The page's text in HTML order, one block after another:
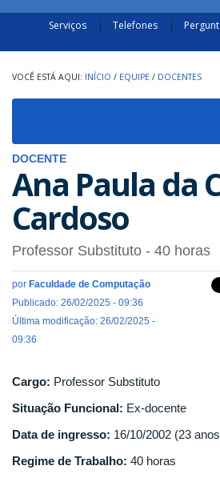
Serviços Telefones
INÍCIO / EQUIPE / DOCENTES
DOCENTE
Ana Paula da
Cardoso
Professor Substituto - 40 horas
por Faculdade de Computação
Publicado: 26/02/2025 - 09:36
Última modificação: 26/02/2025 -
09:36
Cargo: Professor Substituto
Situação Funcional: Ex-docente
Data de ingresso: 16/10/2002 (23
Regime de Trabalho: 40 horas